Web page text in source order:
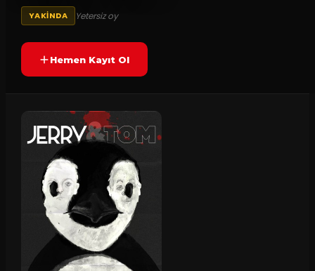
YAKINDA Yetersiz oy
Hemen Kayıt Ol